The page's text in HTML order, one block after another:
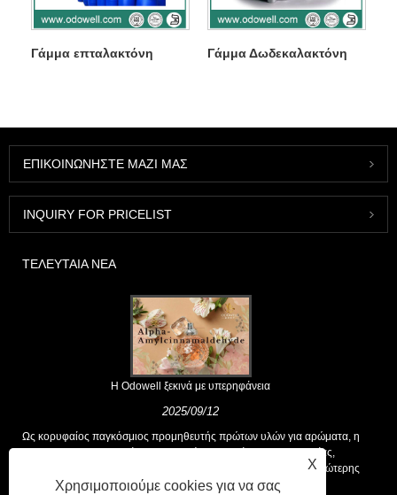
Γάμμα επταλακτόνη Γάμμα Δωδεκαλακτόνη
ΕΠΙΚΟΙΝΩΝΉΣΤΕ ΜΑΖΊ ΜΑΣ
INQUIRY FOR PRICELIST
ΤΕΛΕΥΤΑΊΑ ΝΈΑ
Η Odowell ξεκινά με υπερηφάνεια
2025/09/12
Ως κορυφαίος παγκόσμιος προμηθευτής πρώτων υλών για αρώματα, η
Odowell υποστηρίζει μια βασική φιλοσοφία της "καινοτομίας,
επικεντρωμένης στην ποιότητα", που παρέχει σταθερά λύσεις ανώτερης
αρωτικής στους πελάτες παγκοσμίως.
X
Χρησιμοποιούμε cookies για να σας